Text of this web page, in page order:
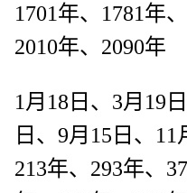
1701年、1781年
2010年、2090年
1月18日、3月19
日、9月15日、11
213年、293年、